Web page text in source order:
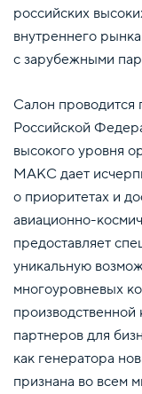
российских
внутреннего
с зарубежными
Салон проводится
Российской
высокого уровня
МАКС дает
о приоритетах и
авиационно-
предоставляет
уникальную
многоуровневых
партнеров для
как генератора
признана во всем